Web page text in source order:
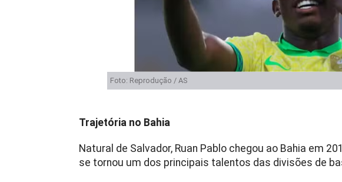
Foto: Reprodução / AS
Trajetória no Bahia
Natural de Salvador, Ruan Pablo chegou ao Bahia em
se tornou um dos principais talentos das divisões de